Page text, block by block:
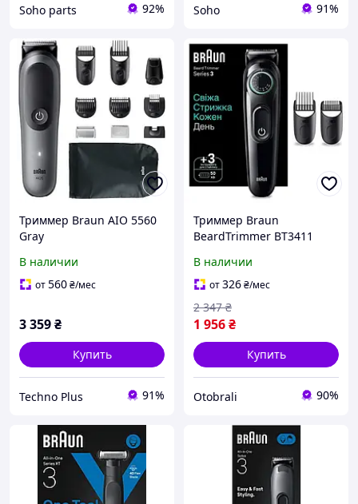
Soho parts 92% Soho 91%
Триммер Braun AIO 5560
Gray
В наличии
от560₴/мес
3 359₴
Купить
Techno Plus 91%
Триммер Braun
BeardTrimmer BT3411
В наличии
от326₴/мес
1 956₴
2 347 ₴
Купить
Otobrali 90%